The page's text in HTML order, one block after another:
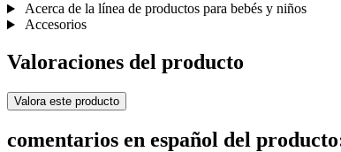
Acerca de la línea de productos para bebés y niños
Accesorios
Valoraciones del producto
Valora este producto
comentarios en español del